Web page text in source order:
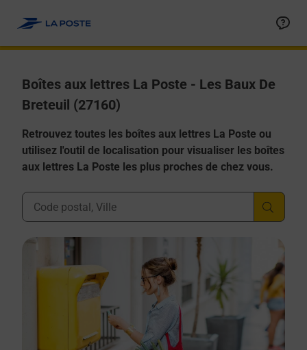
Boîtes aux lettres La Poste - Les Baux De
Breteuil (27160)
Retrouvez toutes les boîtes aux lettres La Poste ou
utilisez l'outil de localisation pour visualiser les boîtes
aux lettres La Poste les plus proches de chez vous.
Ville, Département, Code Postal